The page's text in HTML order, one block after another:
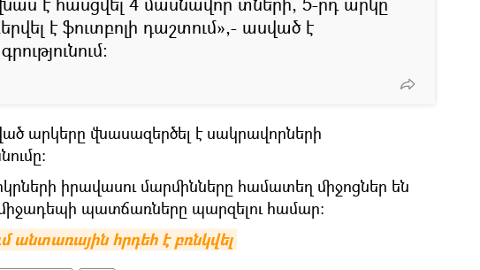
է ֆուտբոլի դաշտում»,- ասված է
արկերը վնասազերծել է սակրավորների
իրավասու մարմինները համատեղ միջոցներ են
պատճառները պարզելու համար:
անտառային հրդեհ է բռնկվել